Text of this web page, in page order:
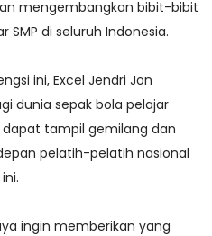
mengembangkan bibit-bibit
SMP di seluruh Indonesia.
ini, Excel Jendri Jon
dunia sepak bola pelajar
dapat tampil gemilang dan
pelatih-pelatih nasional
ingin memberikan yang